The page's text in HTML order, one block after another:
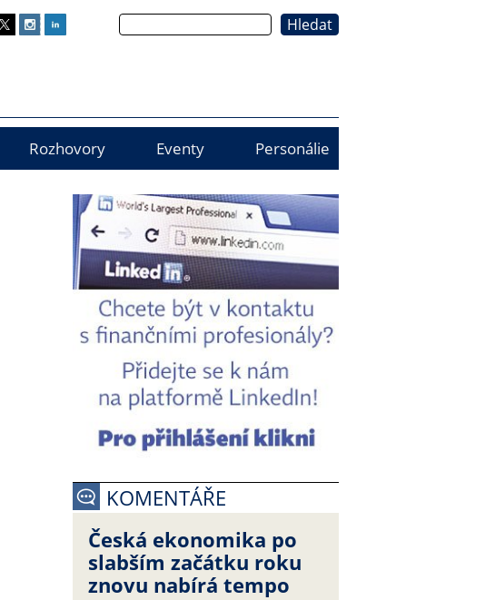
Hledat
Rozhovory Eventy Personálie
KOMENTÁŘE
Česká ekonomika po
slabším začátku roku
znovu nabírá tempo